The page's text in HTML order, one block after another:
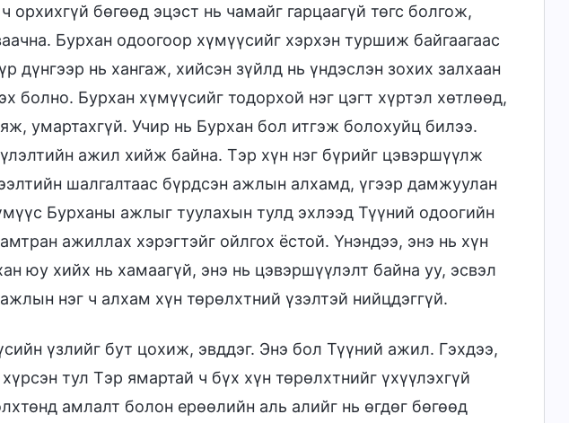
орхихгүй бөгөөд эцэст нь чамайг гарцаагүй төгс болгож,
Бурхан одоогоор хүмүүсийг хэрхэн туршиж байгаагаас
дүнгээр нь хангаж, хийсэн зүйлд нь үндэслэн зохих залхаан
болно. Бурхан хүмүүсийг тодорхой нэг цэгт хүртэл хөтлөөд,
умартахгүй. Учир нь Бурхан бол итгэж болохуйц билээ.
ажил хийж байна. Тэр хүн нэг бүрийг цэвэршүүлж
шалгалтаас бүрдсэн ажлын алхамд, үгээр дамжуулан
Бурханы ажлыг туулахын тулд эхлээд Түүний одоогийн
ажиллах хэрэгтэйг ойлгох ёстой. Үнэндээ, энэ нь хүн
юу хийх нь хамаагүй, энэ нь цэвэршүүлэлт байна уу, эсвэл
нэг ч алхам хүн төрөлхтний үзэлтэй нийцдэггүй.
үзлийг бут цохиж, эвддэг. Энэ бол Түүний ажил. Гэхдээ,
тул Тэр ямартай ч бүх хүн төрөлхтнийг үхүүлэхгүй
амлалт болон ерөөлийн аль алийг нь өгдөг бөгөөд